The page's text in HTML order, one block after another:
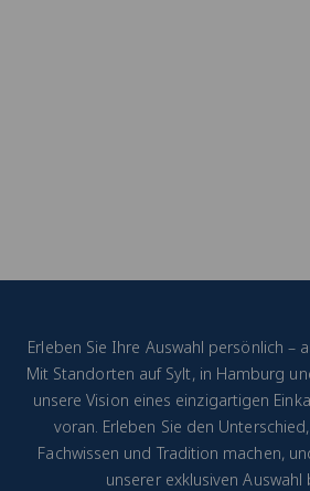
Erleben Sie Ihre Auswahl persönlich –
Mit Standorten auf Sylt, in Hamburg
unsere Vision eines einzigartigen
voran. Erleben Sie den
Fachwissen und Tradition machen,
unserer exklusiven Auswahl